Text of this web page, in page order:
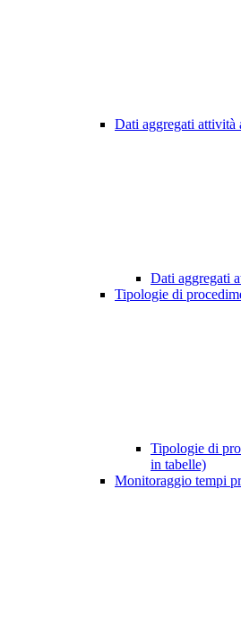
Dati aggregati attività
Dati aggregati
Tipologie di
Tipologie di
in tabelle)
Monitoraggio tempi